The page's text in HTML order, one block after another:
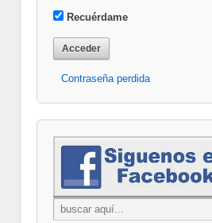
Recuérdame
Contraseña perdida